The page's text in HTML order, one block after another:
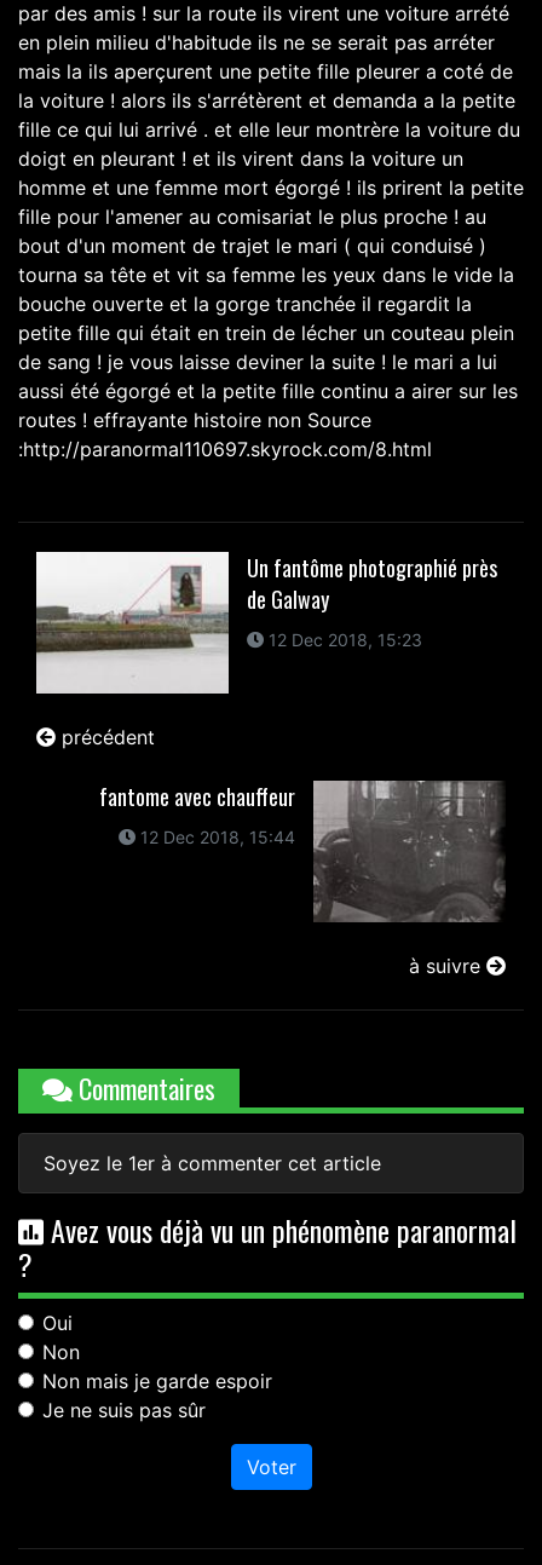
par des amis ! sur la route ils virent une voiture arrété
en plein milieu d'habitude ils ne se serait pas arréter
mais la ils aperçurent une petite fille pleurer a coté de
la voiture ! alors ils s'arrétèrent et demanda a la petite
fille ce qui lui arrivé . et elle leur montrère la voiture du
doigt en pleurant ! et ils virent dans la voiture un
homme et une femme mort égorgé ! ils prirent la petite
fille pour l'amener au comisariat le plus proche ! au
bout d'un moment de trajet le mari ( qui conduisé )
tourna sa tête et vit sa femme les yeux dans le vide la
bouche ouverte et la gorge tranchée il regardit la
petite fille qui était en trein de lécher un couteau plein
de sang ! je vous laisse deviner la suite ! le mari a lui
aussi été égorgé et la petite fille continu a airer sur les
routes ! effrayante histoire non Source
:http://paranormal110697.skyrock.com/8.html
Un fantôme photographié près
de Galway
12 Dec 2018, 15:23
précédent
fantome avec chauffeur
12 Dec 2018, 15:44
à suivre
Commentaires
Soyez le 1er à commenter cet article
Avez vous déjà vu un phénomène paranormal
?
Oui
Non
Non mais je garde espoir
Je ne suis pas sûr
Voter